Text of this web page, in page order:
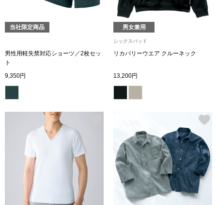
トートバッグ
ハンドバッグ
ショルダーバ
クラッチバッグ
当社限定商品
男性用軽失禁対応ショーツ／2枚セッ
ト
9,350円
男女兼用
シックスパッド
リカバリーウエア クルーネック
13,200円